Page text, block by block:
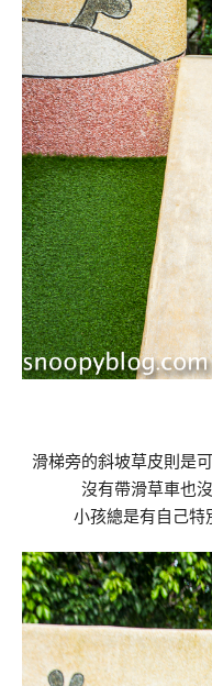
滑梯旁的斜坡草皮則是
沒有帶滑草車也
小孩總是有自己特